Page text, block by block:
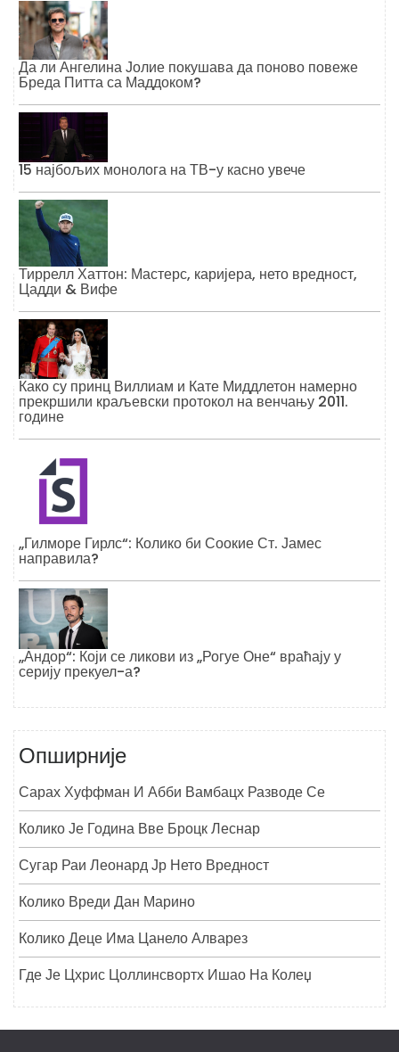
Да ли Ангелина Јолие покушава да поново повеже
Бреда Питта са Маддоком?
15 најбољих монолога на ТВ-у касно увече
Тиррелл Хаттон: Мастерс, каријера, нето вредност,
Цадди & Вифе
Како су принц Виллиам и Кате Миддлетон намерно
прекршили краљевски протокол на венчању 2011.
године
„Гилморе Гирлс“: Колико би Соокие Ст. Јамес
направила?
„Андор“: Који се ликови из „Рогуе Оне“ враћају у
серију прекуел-а?
Опширније
Сарах Хуффман И Абби Вамбацх Разводе Се
Колико Је Година Вве Броцк Леснар
Сугар Раи Леонард Јр Нето Вредност
Колико Вреди Дан Марино
Колико Деце Има Цанело Алварез
Где Је Цхрис Цоллинсвортх Ишао На Колеџ